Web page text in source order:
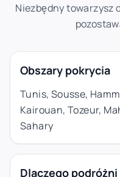
Niezbędny towarzysz
Obszary pokrycia
Tunis, Sousse,
Kairouan, Tozeur,
Sahary
Dlaczego